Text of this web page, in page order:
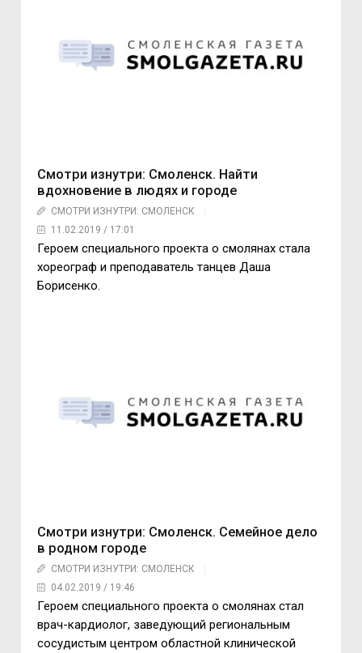
Смотри изнутри: Смоленск. Найти
вдохновение в людях и городе
СМОТРИ ИЗНУТРИ: СМОЛЕНСК
11.02.2019 / 17:01
Героем специального проекта о смолянах стала
хореограф и преподаватель танцев Даша
Борисенко.
Смотри изнутри: Смоленск. Семейное дело
в родном городе
СМОТРИ ИЗНУТРИ: СМОЛЕНСК
04.02.2019 / 19:46
Героем специального проекта о смолянах стал
врач-кардиолог, заведующий региональным
сосудистым центром областной клинической